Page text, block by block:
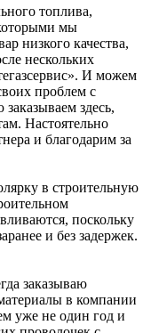
топлива,
мы
низкого качества,
нескольких
И можем
проблем с
здесь,
Настоятельно
и благодарим за
в строительную
поскольку
и без задержек.
заказываю
в компании
уже не один год и